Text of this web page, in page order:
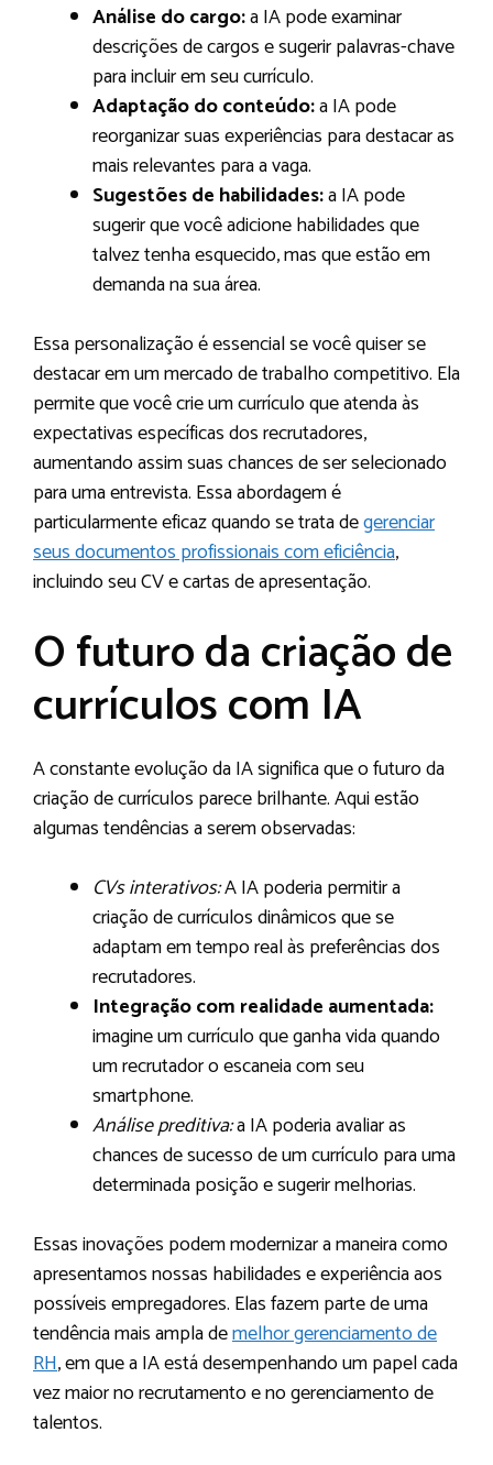
Análise do cargo:a IA pode examinar
descrições de cargos e sugerir palavras-chave
para incluir em seu currículo.
Adaptação do conteúdo:a IA pode
reorganizar suas experiências para destacar as
mais relevantes para a vaga.
Sugestões de habilidades:a IA pode
sugerir que você adicione habilidades que
talvez tenha esquecido, mas que estão em
demanda na sua área.
Essa personalização é essencial se você quiser se
destacar em um mercado de trabalho competitivo. Ela
permite que você crie um currículo que atenda às
expectativas específicas dos recrutadores,
aumentando assim suas chances de ser selecionado
para uma entrevista. Essa abordagem é
particularmente eficaz quando se trata degerenciar
seus documentos profissionais com eficiência,
incluindo seu CV e cartas de apresentação.
O futuro da criação de
currículos com IA
A constante evolução da IA significa que o futuro da
criação de currículos parece brilhante. Aqui estão
algumas tendências a serem observadas:
CVs interativos:A IA poderia permitir a
criação de currículos dinâmicos que se
adaptam em tempo real às preferências dos
recrutadores.
Integração com realidade aumentada:
imagine um currículo que ganha vida quando
um recrutador o escaneia com seu
smartphone.
Análise preditiva:a IA poderia avaliar as
chances de sucesso de um currículo para uma
determinada posição e sugerir melhorias.
Essas inovações podem modernizar a maneira como
apresentamos nossas habilidades e experiência aos
possíveis empregadores. Elas fazem parte de uma
tendência mais ampla demelhor gerenciamento de
RH, em que a IA está desempenhando um papel cada
vez maior no recrutamento e no gerenciamento de
talentos.